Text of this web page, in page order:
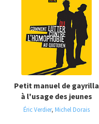
Petit manuel de gayrilla
à l'usage des jeunes
Éric Verdier, Michel Dorais